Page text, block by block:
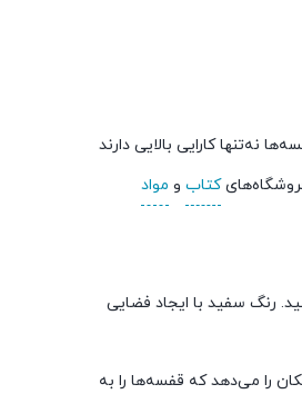
نه‌تنها کارایی بالایی دارند
کتاب و مواد
رنگ سفید با ایجاد فضایی
را می‌دهد که قفسه‌ها را به